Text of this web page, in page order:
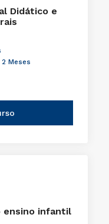
Didático e
2 Meses
ensino infantil